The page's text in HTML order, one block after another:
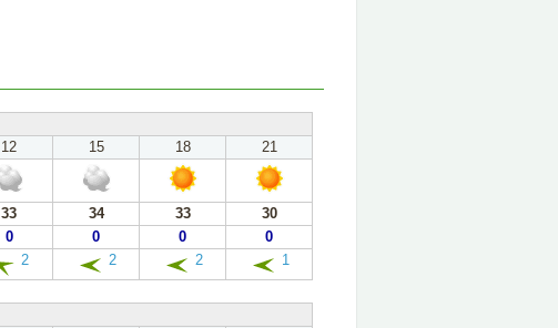
12 15 18
21
33 34 33
30
0 0 0
0
2 2 2 1